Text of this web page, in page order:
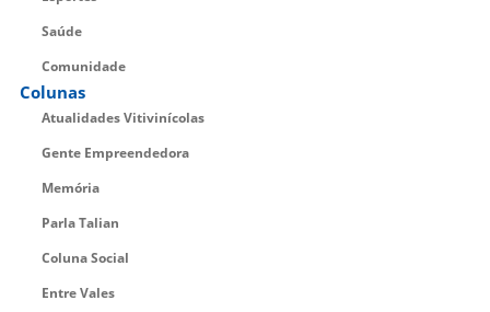
Saúde
Comunidade
Colunas
Atualidades Vitivinícolas
Gente Empreendedora
Memória
Parla Talian
Coluna Social
Entre Vales